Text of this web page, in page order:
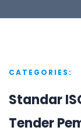
CATEGORIES:
Standar
Tender